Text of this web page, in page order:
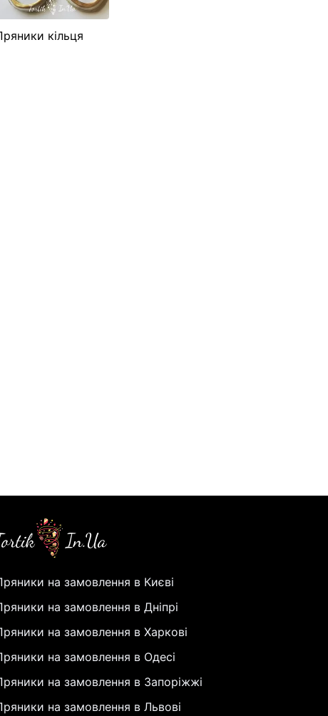
кільця
на замовлення в Києві
на замовлення в Дніпрі
на замовлення в Харкові
на замовлення в Одесі
на замовлення в Запоріжжі
на замовлення в Львові